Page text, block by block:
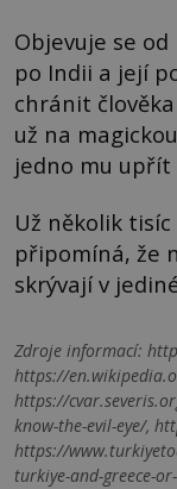
Objevuje se
po Indii a její
chránit
už na
jedno mu upřít
Už několik
připomíná, že
skrývají v
Zdroje informací:
https://
https://
know-the-evil-eye/,
https://
turkiye-and-greece-